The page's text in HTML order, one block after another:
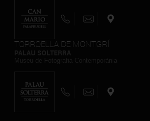
TORROELLA DE MONTGRÍ